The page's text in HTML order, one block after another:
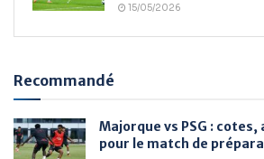
15/05/2026
Recommandé
Majorque vs PSG :
pour le match de